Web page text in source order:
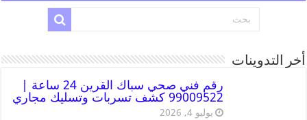
أخر التدوينات
رقم فني صحي سباك القرين 24 ساعة |
99009522 كشف تسربات وتسليك مجاري
يوليو 4, 2026